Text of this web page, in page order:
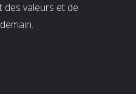
valeurs et de